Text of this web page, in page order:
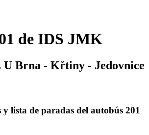
de IDS JMK
U Brna - Křtiny - Jedovnice
lista de paradas del autobús 201